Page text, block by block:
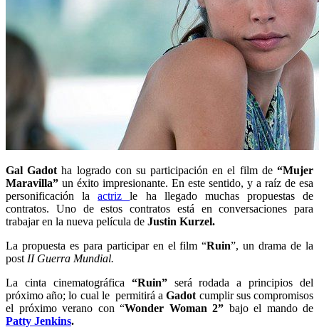
Gal Gadotha logrado con su participación en el film de“Mujer
Maravilla” un éxito impresionante. En este sentido, y a raíz de esa
personificación laactrizle ha llegado muchas propuestas de
contratos. Uno de estos contratos está en conversaciones para
trabajar en la nueva película de Justin Kurzel.
La propuesta es para participar en el film “Ruin”, un drama de la
post II Guerra Mundial.
La cinta cinematográfica “Ruin”será rodada a principios del
próximo año; lo cual le permitirá aGadot cumplir sus compromisos
el próximo verano con “Wonder Woman 2” bajo el mando de
Patty Jenkins.